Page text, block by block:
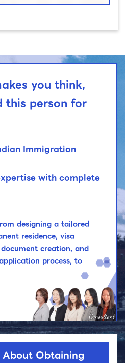
you think,
this person for
Immigration
with complete
designing a tailored
residence, visa
creation, and
process, to
Obtaining